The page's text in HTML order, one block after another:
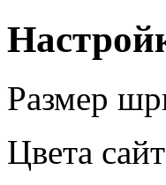
Размер
Цвета